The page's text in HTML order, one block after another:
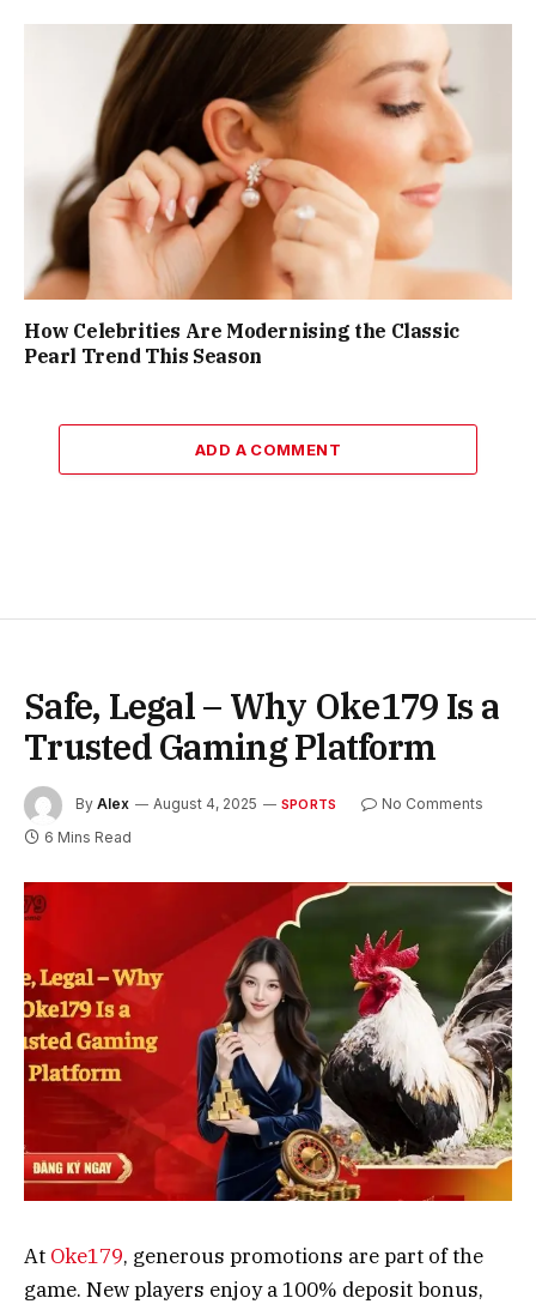
How Celebrities Are Modernising the Classic
Pearl Trend This Season
ADD A COMMENT
Safe, Legal – Why Oke179 Is a
Trusted Gaming Platform
By Alex August 4, 2025 SPORTS
No Comments
6 Mins Read
At Oke179, generous promotions are part of the
game. New players enjoy a 100% deposit bonus,